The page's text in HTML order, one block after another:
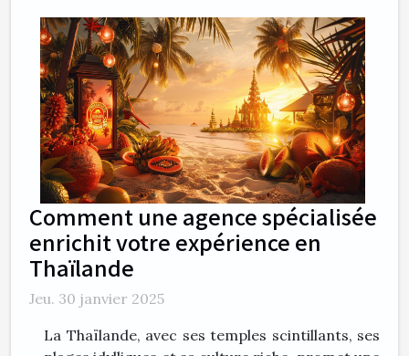
Comment une agence spécialisée
enrichit votre expérience en
Thaïlande
Jeu. 30 janvier 2025
La Thaïlande, avec ses temples scintillants, ses